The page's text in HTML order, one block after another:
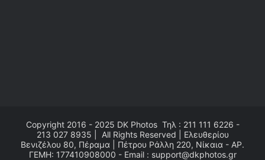
Copyright 2016 - 2025 DK PhotosΤηλ : 211 111 6226 -
213 027 8935 | All Rights Reserved | Ελευθερίου
Βενιζέλου 80, Πέραμα | Πέτρου Ράλλη 220, Νίκαια - ΑΡ.
ΓΕΜΗ: 177410908000 - Email : support@dkphotos.gr